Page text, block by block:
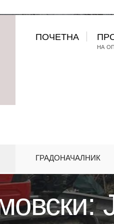
ПОЧЕТНА
НА
ГРАДОНАЧАЛНИК
ГЕРАСИМОВСКИ: